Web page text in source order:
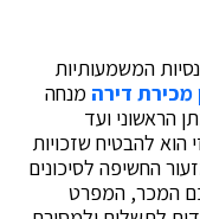
המשמעותיות
מכירת דירה מנחה
הראשוני ועד
להבטיח שזכויות
החשיפה לסיכונים
המכר, המפרט